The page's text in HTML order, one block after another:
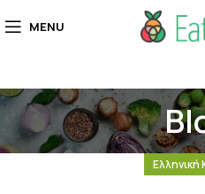
MENU
Ελληνική